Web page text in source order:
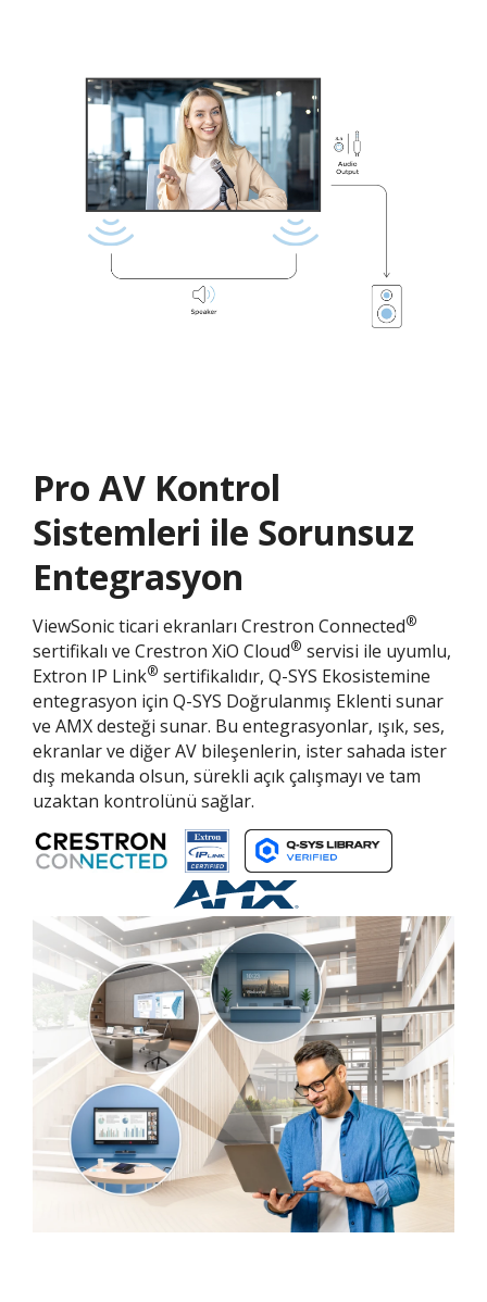
Pro AV Kontrol
Sistemleri ile Sorunsuz
Entegrasyon
ViewSonic ticari ekranları Crestron Connected®
sertifikalı ve Crestron XiO Cloud® servisi ile uyumlu,
Extron IP Link® sertifikalıdır, Q-SYS Ekosistemine
entegrasyon için Q-SYS Doğrulanmış Eklenti sunar
ve AMX desteği sunar. Bu entegrasyonlar, ışık, ses,
ekranlar ve diğer AV bileşenlerin, ister sahada ister
dış mekanda olsun, sürekli açık çalışmayı ve tam
uzaktan kontrolünü sağlar.